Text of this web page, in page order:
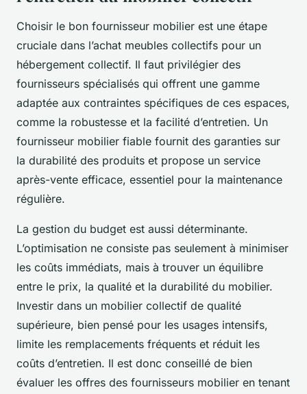
Choisir le bon fournisseur mobilier est une étape
cruciale dans l’achat meubles collectifs pour un
hébergement collectif. Il faut privilégier des
fournisseurs spécialisés qui offrent une gamme
adaptée aux contraintes spécifiques de ces espaces,
comme la robustesse et la facilité d’entretien. Un
fournisseur mobilier fiable fournit des garanties sur
la durabilité des produits et propose un service
après-vente efficace, essentiel pour la maintenance
régulière.
La gestion du budget est aussi déterminante.
L’optimisation ne consiste pas seulement à minimiser
les coûts immédiats, mais à trouver un équilibre
entre le prix, la qualité et la durabilité du mobilier.
Investir dans un mobilier collectif de qualité
supérieure, bien pensé pour les usages intensifs,
limite les remplacements fréquents et réduit les
coûts d’entretien. Il est donc conseillé de bien
évaluer les offres des fournisseurs mobilier en tenant